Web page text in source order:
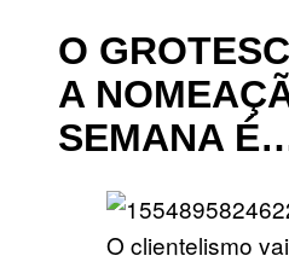
O
A
SEMANA
O clientelismo